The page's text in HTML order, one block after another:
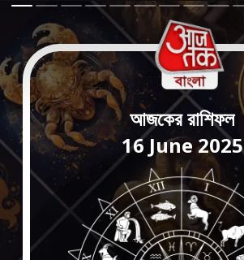
আজকের রাশিফল
16 June 2025